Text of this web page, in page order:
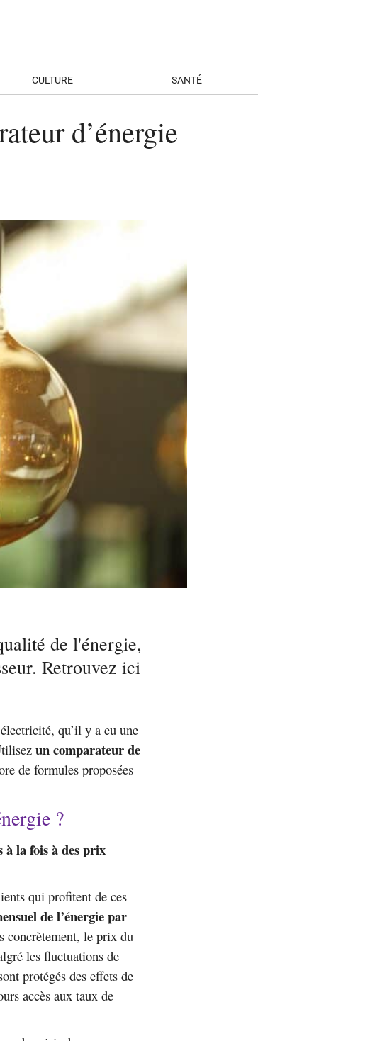
CULTURE SANTÉ
d’énergie
de l'énergie,
Retrouvez ici
qu’il y a eu une
un comparateur de
de formules proposées
?
à la fois à des prix
qui profitent de ces
de l’énergie par
concrètement, le prix du
les fluctuations de
protégés des effets de
accès aux taux de